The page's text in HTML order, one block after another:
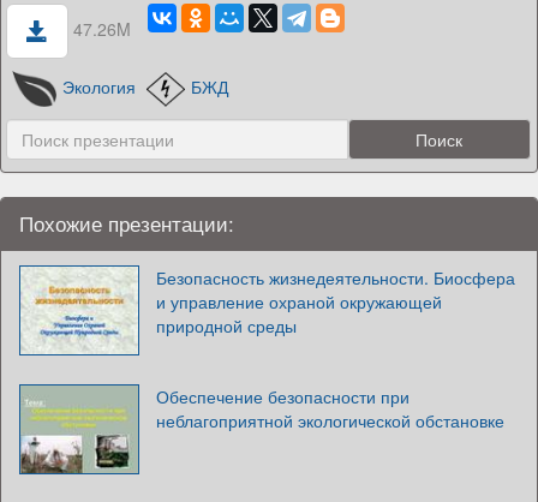
47.26M
Экология БЖД
Похожие презентации:
Безопасность жизнедеятельности. Биосфера
и управление охраной окружающей
природной среды
Обеспечение безопасности при
неблагоприятной экологической обстановке